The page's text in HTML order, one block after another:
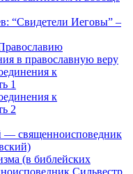
“Свидетели Иеговы” –
в православную веру
к
1
к
2
— священноисповедник
(в библейских